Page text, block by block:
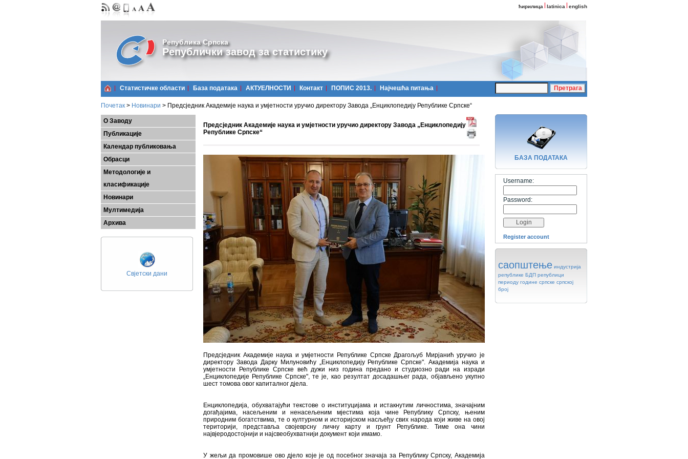
ћирилица latinica english
Република Српска
Републички завод за статистику
Статистичке области Базa података АКТУЕЛНОСТИ Контакт ПОПИС 2013. Најчешћa питања
Почетак > Новинари > Предсједник Академије наука и умјетности уручио директору Завода „Енциклопедију Републике Српске“
О Заводу
Публикације
Календар публиковања
Обрасци
Методологије и
класификације
Новинари
Мултимедија
Архива
Свјетски дани
Предсједник Академије наука и умјетности уручио директору Завода „Енциклопедију
Републике Српске“
Предсједник Академије наука и умјетности Републике Српске Драгољуб Мирјанић уручио је
директору Завода Дарку Милуновићу „Енциклопедију Републике Српске". Академија наука и
умјетности Републике Српске већ дужи низ година предано и студиозно ради на изради
„Енциклопедије Републике Српске", те је, као резултат досадашњег рада, објављено укупно
шест томова овог капиталног дјела.
Енциклопедија, обухватајући текстове о институцијама и истакнутим личностима, значајним
догађајима, насељеним и ненасељеним мјестима која чине Републику Српску, њеним
природним богатствима, те о културном и историјском насљеђу свих народа који живе на овој
територији, представља својеврсну личну карту и грунт Републике. Тиме она чини
највјеродостојнији и најсвеобухватнији документ који имамо.
У жељи да промовише ово дјело које је од посебног значаја за Републику Српску, Академија
БАЗA ПОДАТАКА
Username:
Password:
Register account
саопштење индустрија
републике БДП републици
периоду године српске српској
број